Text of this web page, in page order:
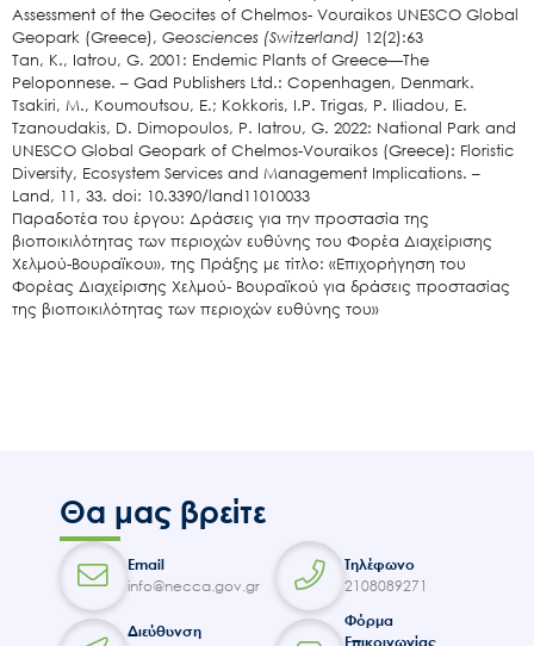
Assessment of the Geocites of Chelmos- Vouraikos UNESCO Global
Geopark (Greece), Geosciences (Switzerland) 12(2):63
Tan, K., Iatrou, G. 2001: Endemic Plants of Greece—The
Peloponnese. – Gad Publishers Ltd.: Copenhagen, Denmark.
Tsakiri, M., Koumoutsou, E.; Kokkoris, I.P. Trigas, P. Iliadou, E.
Tzanoudakis, D. Dimopoulos, P. Iatrou, G. 2022: National Park and
UNESCO Global Geopark of Chelmos-Vouraikos (Greece): Floristic
Diversity, Ecosystem Services and Management Implications. –
Land, 11, 33. doi: 10.3390/land11010033
Παραδοτέα του έργου: Δράσεις για την προστασία της
βιοποικιλότητας των περιοχών ευθύνης του Φορέα Διαχείρισης
Χελμού-Βουραϊκου», της Πράξης με τίτλο: «Επιχορήγηση του
Φορέας Διαχείρισης Χελμού- Βουραϊκού για δράσεις προστασίας
της βιοποικιλότητας των περιοχών ευθύνης του»
Θα μας βρείτε
Email
info@necca.gov.gr
Τηλέφωνο
2108089271
Διεύθυνση
Φόρμα
Επικοινωνίας